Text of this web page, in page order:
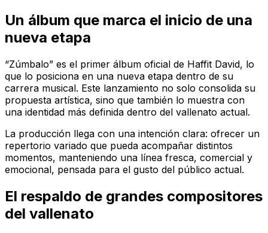
Un álbum que marca el inicio de una
nueva etapa
“Zúmbalo” es el primer álbum oficial de Haffit David, lo
que lo posiciona en una nueva etapa dentro de su
carrera musical. Este lanzamiento no solo consolida su
propuesta artística, sino que también lo muestra con
una identidad más definida dentro del vallenato actual.
La producción llega con una intención clara: ofrecer un
repertorio variado que pueda acompañar distintos
momentos, manteniendo una línea fresca, comercial y
emocional, pensada para el gusto del público actual.
El respaldo de grandes compositores
del vallenato